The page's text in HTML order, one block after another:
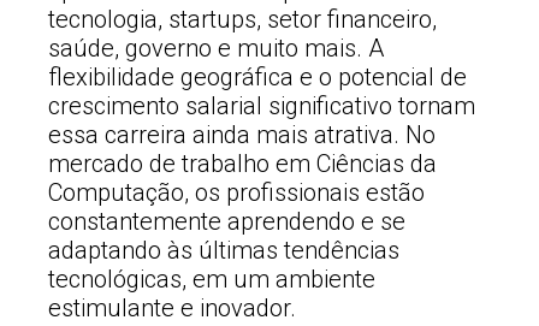
tecnologia, startups, setor financeiro,
saúde, governo e muito mais. A
flexibilidade geográfica e o potencial de
crescimento salarial significativo tornam
essa carreira ainda mais atrativa. No
mercado de trabalho em Ciências da
Computação, os profissionais estão
constantemente aprendendo e se
adaptando às últimas tendências
tecnológicas, em um ambiente
estimulante e inovador.